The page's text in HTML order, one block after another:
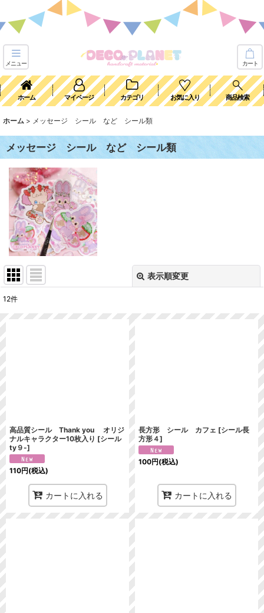
メニュー カート
ホーム マイページ カテゴリ お気に入り 商品検索
ホーム > メッセージ シール など シール類
メッセージ シール など シール類
表示順変更
12件
高品質シール Thank you オリジ
ナルキャラクター10枚入り [シール
ty９-]
110円(税込)
カートに入れる
長方形 シール カフェ [シール長
方形４]
100円(税込)
カートに入れる